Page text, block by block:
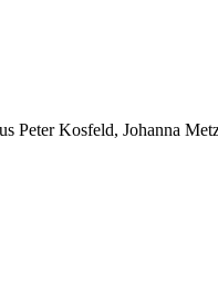
Peter Kosfeld, Johanna